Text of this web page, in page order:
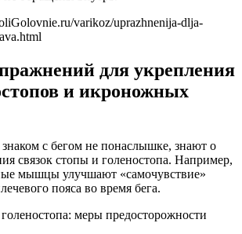
varikoz/uprazhnenija-dlja-
для укрепления
и икроножных
знаком с бегом не понаслышке, знают о
связок стопы и голеностопа. Например,
мышцы улучшают «самочувствие»
пояса во время бега.